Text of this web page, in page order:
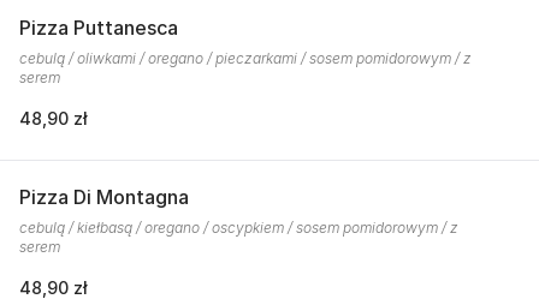
Pizza Puttanesca
cebulą / oliwkami / oregano / pieczarkami / sosem pomidorowym / z
serem
48,90 zł
Pizza Di Montagna
cebulą / kiełbasą / oregano / oscypkiem / sosem pomidorowym / z
serem
48,90 zł